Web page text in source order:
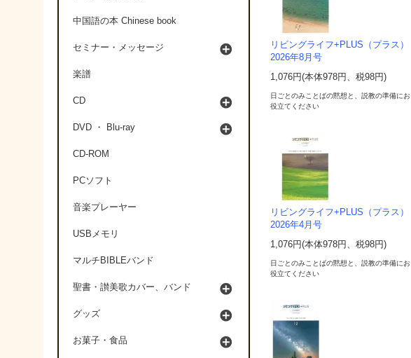
リビングライフ+PLUS（プラス）
2026年8月号
1,076円(本体978円、税98円)
日ごとのみことばの黙想と、説教の準備にお
役立てください
リビングライフ+PLUS（プラス）
2026年4月号
1,076円(本体978円、税98円)
日ごとのみことばの黙想と、説教の準備にお
役立てください
中国語の本 Chinese book
セミナー・メッセージ
楽譜
CD
DVD ・ Blu-ray
CD-ROM
PCソフト
音楽プレーヤー
USBメモリ
マルチBIBLEバンド
聖書・讃美歌カバー、バンド
グッズ
お菓子・食品